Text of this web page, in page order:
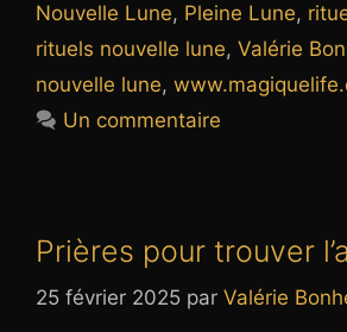
Nouvelle Lune, Pleine Lune,
rituels nouvelle lune, Valérie
nouvelle lune,
Un commentaire
Prières pour trouver
25 février 2025 par Valérie